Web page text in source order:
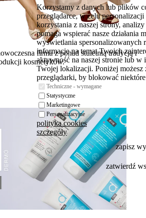
firma z ponad stuletnią tradycją i
kosmetyków.
Korzystamy z danych lub plików
przeglądarce, w celu
korzystania z naszej strony,
pomaga wspierać nasze działania
wyświetlania spersonalizowanych
informacje na temat Twoich
aktywność na naszej stronie lub
Twojej lokalizacji. Poniżej możesz
przeglądarki, by blokować
Techniczne - wymagane
Statystyczne
Marketingowe
Personalizacyjne
polityka cookies
szczegóły
zapisz
zatwierdź